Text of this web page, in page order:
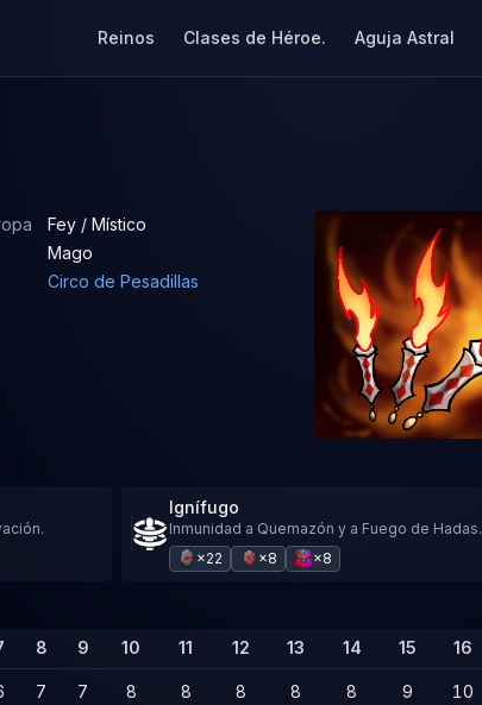
Reinos Clases de Héroe. Aguja Astral
Fey / Místico
Mago
Circo de Pesadillas
Ignífugo
Inmunidad a Quemazón y a Fuego de Hadas.
×22
×8 ×8
8 9 10 11 12 13 14 15 16
7 7 8 8 8 8 8 9 10